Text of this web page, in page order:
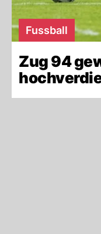
Fussball
Zug 94